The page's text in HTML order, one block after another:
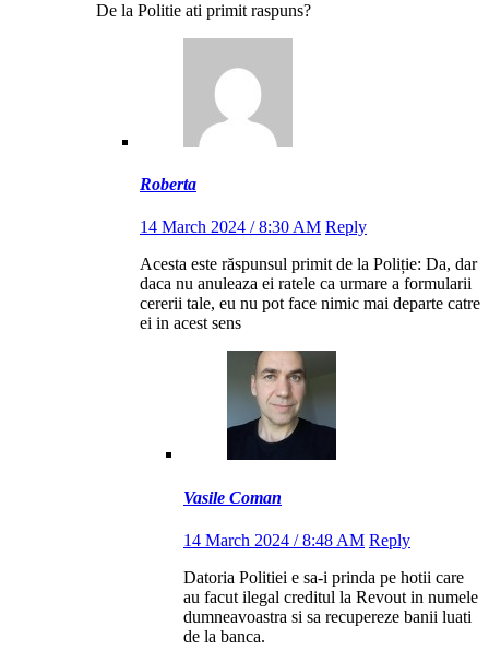
De la Politie ati primit raspuns?
Roberta
14 March 2024 / 8:30 AM Reply
Acesta este răspunsul primit de la Poliție: Da, dar
daca nu anuleaza ei ratele ca urmare a formularii
cererii tale, eu nu pot face nimic mai departe catre
ei in acest sens
Vasile Coman
14 March 2024 / 8:48 AM Reply
Datoria Politiei e sa-i prinda pe hotii care
au facut ilegal creditul la Revout in numele
dumneavoastra si sa recupereze banii luati
de la banca.